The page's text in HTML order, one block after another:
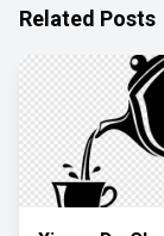
Related Posts